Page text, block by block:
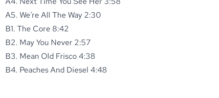
A5. We're All The Way 2:30
B1. The Core 8:42
B2. May You Never 2:57
B3. Mean Old Frisco 4:38
B4. Peaches And Diesel 4:48